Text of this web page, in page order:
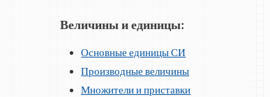
Величины и единицы:
Основные единицы СИ
Производные величины
Множители и приставки